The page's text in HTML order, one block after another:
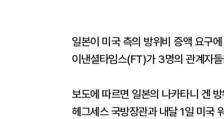
일본이 미국 측의 방위비 증액 요구
이낸셜타임스(FT)가 3명의 관계자
보도에 따르면 일본의 나카타니 겐
헤그세스 국방장관과 내달 1일 미국